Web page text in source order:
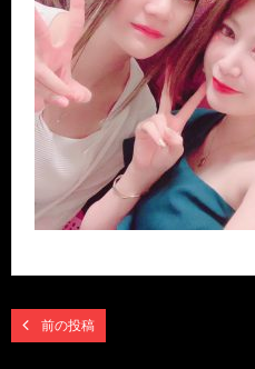
前の投稿